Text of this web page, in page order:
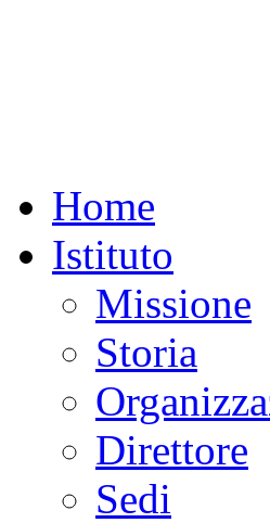
Home
Istituto
Missione
Storia
Direttore
Sedi